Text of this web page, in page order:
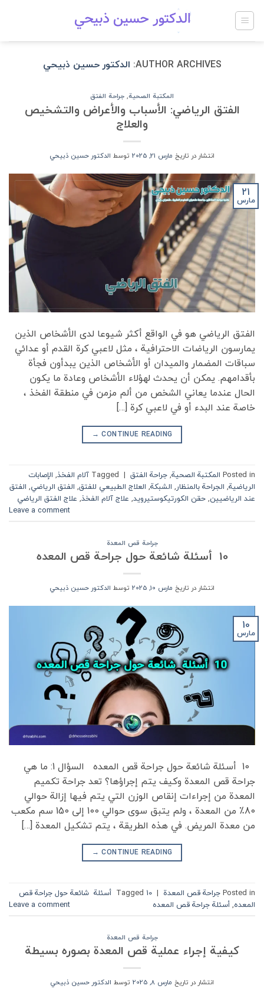
AUTHOR ARCHIVES: الدكتور حسين ذبيحي
المكتبة الصحية, جراحة الفتق
الفتق الرياضي: الأسباب والأعراض والتشخيص
والعلاج
انتشار در تاریخ مارس 21, 2025 توسط الدكتور حسين ذبيحي
21
مارس
الفتق الرياضي هو في الواقع أكثر شيوعا لدى الأشخاص الذين
يمارسون الرياضات الاحترافية ، مثل لاعبي كرة القدم أو عدائي
سباقات المضمار والميدان أو الأشخاص الذين يبدأون فجأة
بأقدامهم. يمكن أن يحدث لهؤلاء الأشخاص وعادة ما يكون
الحال عندما يعاني الشخص من ألم مزمن في منطقة الفخذ ،
خاصة عند البدء أو في لاعبي كرة […]
CONTINUE READING
→
Posted in المكتبة الصحية,جراحة الفتق |
Tagged آلام الفخذ, الإصابات
الرياضية, الجراحة بالمنظار, الشبكة, العلاج الطبيعي للفتق, الفتق الرياضي, الفتق
عند الرياضيين,حقن الكورتيكوستيرويد, علاج آلام الفخذ, علاج الفتق الرياضي
Leave a comment
جراحة قص المعدة
10 أسئلة شائعة حول جراحة قص المعده
انتشار در تاریخ مارس 10, 2025 توسط الدكتور حسين ذبيحي
10
مارس
10 أسئلة شائعة حول جراحة قص المعده السؤال 1: ما هي
جراحة قص المعدة وكيف يتم إجراؤها؟ تعد جراحة تكميم
المعدة من إجراءات إنقاص الوزن التي يتم فيها إزالة حوالي
80٪ من المعدة ، ولم يتبق سوى حوالي 100 إلى 150 سم مكعب
من معدة المريض. في هذه الطريقة ، يتم تشكيل المعدة […]
CONTINUE READING
→
Posted inجراحة قص المعدة |
Tagged 10 أسئلة شائعة حول جراحة قص
المعده,أسئلة جراحة قص المعده Leave a comment
جراحة قص المعدة
كيفية إجراء عملية قص المعدة بصوره بسيطة
انتشار در تاریخ مارس 8, 2025 توسط الدكتور حسين ذبيحي